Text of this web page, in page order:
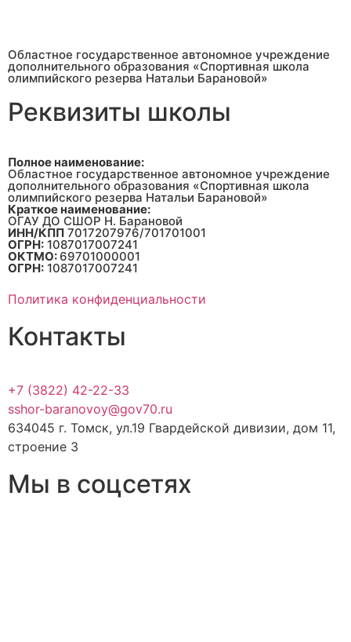
Областное государственное автономное учреждение
дополнительного образования «Спортивная школа
олимпийского резерва Натальи Барановой»
Реквизиты школы
Полное наименование:
Областное государственное автономное учреждение
дополнительного образования «Спортивная школа
олимпийского резерва Натальи Барановой»
Краткое наименование:
ОГАУ ДО СШОР Н. Барановой
ИНН/КПП 7017207976/701701001
ОГРН: 1087017007241
ОКТМО: 69701000001
ОГРН: 1087017007241
Политика конфиденциальности
Контакты
+7 (3822) 42-22-33
sshor-baranovoy@gov70.ru
634045 г. Томск, ул.19 Гвардейской дивизии, дом 11,
строение 3
Мы в соцсетях